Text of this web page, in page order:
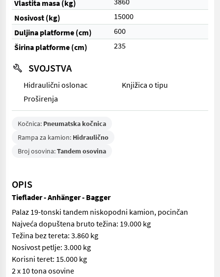
Vlastita masa (kg)
Nosivost (kg)
15000
Duljina platforme (cm)
600
Širina platforme (cm)
235
SVOJSTVA
Hidraulični oslonac
Knjižica o tipu
Proširenja
Kočnica: Pneumatska kočnica
Rampa za kamion: Hidraulično
Broj osovina:Tandem osovina
OPIS
Tieflader - Anhänger - Bagger
Palaz 19-tonski tandem niskopodni kamion, pocinčan
Najveća dopuštena bruto težina: 19.000 kg
Težina bez tereta: 3.860 kg
Nosivost petlje: 3.000 kg
Korisni teret: 15.000 kg
2 x 10 tona osovine